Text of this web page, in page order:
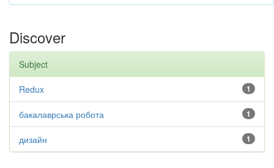
Discover
Subject
1
Redux
1
бакалаврська робота
1
дизайн